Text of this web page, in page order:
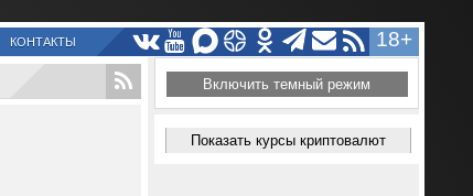
18+
КОНТАКТЫ
Включить темный режим
Показать курсы криптовалют